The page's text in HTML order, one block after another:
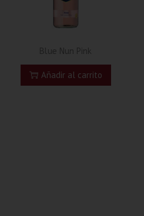
Añadir al carrito